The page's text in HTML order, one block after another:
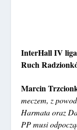
InterHall IV
Ruch
Marcin
meczem, z
Harmata oraz
PP musi